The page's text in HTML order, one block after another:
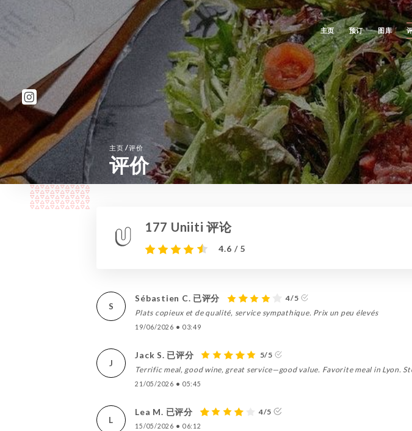
主页 预订 图库
主页/评价
评价
177 Uniiti 评论
4.6 / 5
S
Sébastien C. 已评分
4/5
Plats copieux et de qualité, service sympathique. Prix un peu élevés
19/06/2026 • 03:49
J
Jack S. 已评分
5/5
Terrific meal, good wine, great service—good value. Favorite meal in Lyon.
21/05/2026 • 05:45
L
Lea M. 已评分 4/5
15/05/2026 • 06:12